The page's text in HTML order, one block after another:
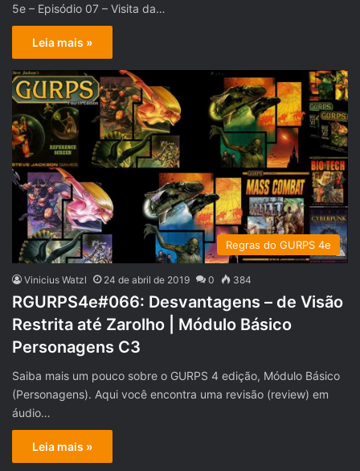
5e – Episódio 07 – Visita da…
Leia mais »
Regras do GURPS 4e
Vinicius Watzl 24 de abril de 2019 0 384
RGURPS4e#066: Desvantagens – de Visão
Restrita até Zarolho | Módulo Básico
Personagens C3
Saiba mais um pouco sobre o GURPS 4 edição, Módulo Básico
(Personagens). Aqui você encontra uma revisão (review) em
áudio…
Leia mais »